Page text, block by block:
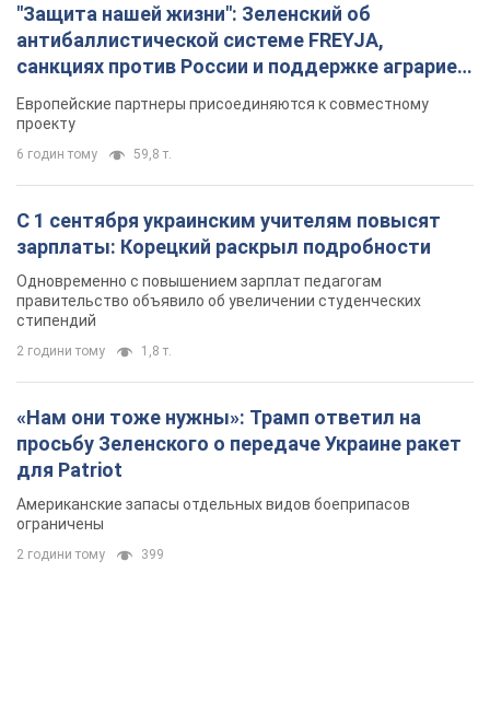
зарплаты: Корецкий раскрыл подробности
Одновременно с повышением зарплат педагогам
правительство объявило об увеличении студенческих
стипендий
2 години тому
просьбу Зеленского о передаче Украине ракет
для Patriot
Американские запасы отдельных видов боеприпасов
ограничены